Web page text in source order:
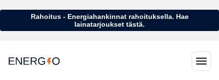
Rahoitus - Energiahankinnat rahoituksella. Hae
lainatarjoukset tästä.